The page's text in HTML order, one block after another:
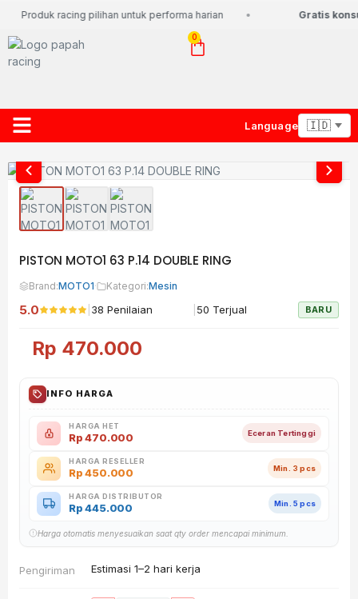
Produk racing pilihan untuk performa harian Gratis
0
Language
PISTON MOTO1 63 P.14 DOUBLE RING
Brand:MOTO1· Kategori:Mesin
5.0 38 Penilaian 50 Terjual BARU
Rp 470.000
INFO HARGA
HARGA HET
Rp470.000 Eceran Tertinggi
HARGA RESELLER
Rp450.000 Min. 3 pcs
HARGA DISTRIBUTOR
Rp445.000 Min. 5 pcs
Harga otomatis menyesuaikan saat qty order mencapai minimum.
Pengiriman Estimasi 1–2 hari kerja